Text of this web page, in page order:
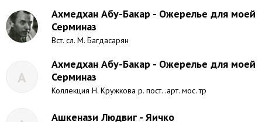
Ахмедхан Абу-Бакар - Ожерелье для моей
Серминаз
Вст. сл. М. Багдасарян
А
Ахмедхан Абу-Бакар - Ожерелье для моей
Серминаз
Коллекция Н. Кружкова р. пост. .арт. мос. тр
Ашкенази Людвиг - Яичко